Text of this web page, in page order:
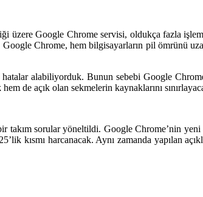
üzere Google Chrome servisi, oldukça fazla
Chrome, hem bilgisayarların pil ömrünü
alabiliyorduk. Bunun sebebi Google
de açık olan sekmelerin kaynaklarını
takım sorular yöneltildi. Google Chrome’nin
kısmı harcanacak. Aynı zamanda yapılan